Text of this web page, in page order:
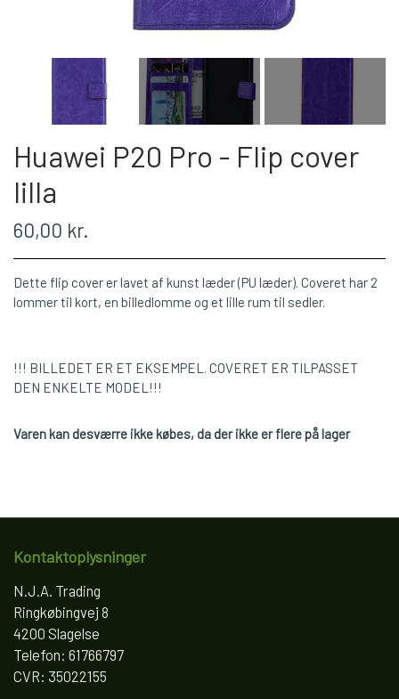
Huawei P20 Pro - Flip cover
lilla
60,00 kr.
Dette flip cover er lavet af kunst læder (PU læder). Coveret har 2
lommer til kort, en billedlomme og et lille rum til sedler.
!!! BILLEDET ER ET EKSEMPEL. COVERET ER TILPASSET
DEN ENKELTE MODEL!!!
Varen kan desværre ikke købes, da der ikke er flere på lager
Kontaktoplysninger
N.J.A. Trading
Ringkøbingvej 8
4200 Slagelse
Telefon: 61766797
CVR: 35022155